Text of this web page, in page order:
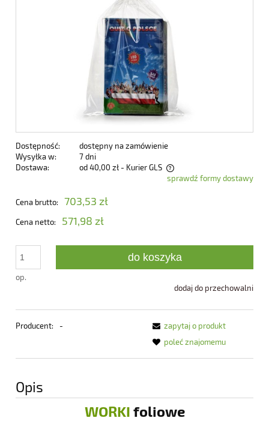
Dostępność:
dostępny na zamówienie
Wysyłka w:
7 dni
Dostawa:
od 40,00 zł - Kurier GLS
Cena nie zawiera ewentualnych kosztów płatnościsprawdź formy dostawy
Cena brutto: 703,53 zł
Cena netto: 571,98 zł
op.
do koszyka
dodaj do przechowalni
Producent: -
zapytaj o produkt
poleć znajomemu
Opis
WORKI foliowe